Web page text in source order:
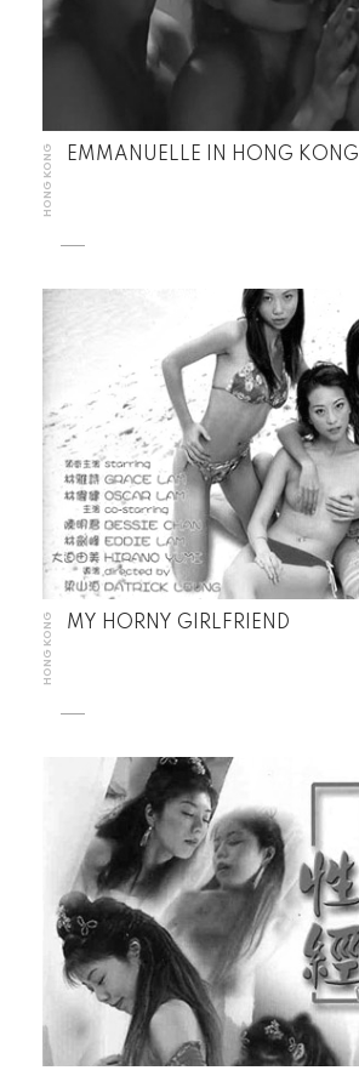
HONG KONG EMMANUELLE IN HONG KONG
HONG KONG MY HORNY GIRLFRIEND